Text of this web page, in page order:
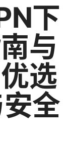
下
与
选
全